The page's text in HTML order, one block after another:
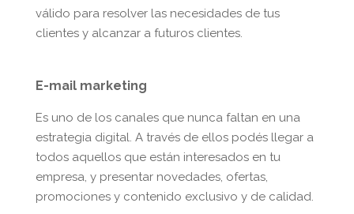
válido para resolver las necesidades de tus
clientes y alcanzar a futuros clientes.
E-mail marketing
Es uno de los canales que nunca faltan en una
estrategia digital. A través de ellos podés llegar a
todos aquellos que están interesados en tu
empresa, y presentar novedades, ofertas,
promociones y contenido exclusivo y de calidad.